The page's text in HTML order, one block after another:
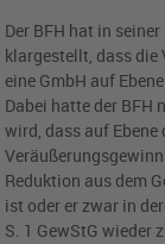
Der BFH hat in
klargestellt, dass die
eine GmbH auf
Dabei hatte der BFH
wird, dass auf
Reduktion aus dem
ist oder er zwar in
S. 1 GewStG wieder